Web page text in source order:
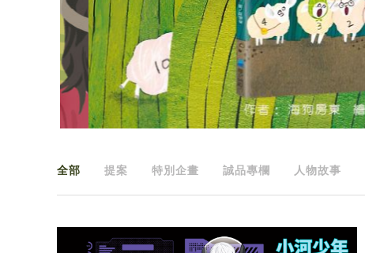
全部 提案 特別企畫 誠品專欄 人物故事